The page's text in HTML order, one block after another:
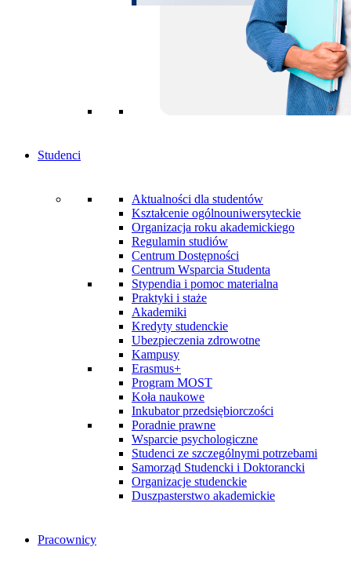
Studenci
Aktualności dla studentów
Kształcenie ogólnouniwersyteckie
Organizacja roku akademickiego
Regulamin studiów
Centrum Dostępności
Centrum Wsparcia Studenta
Stypendia i pomoc materialna
Praktyki i staże
Akademiki
Kredyty studenckie
Ubezpieczenia zdrowotne
Kampusy
Erasmus+
Program MOST
Koła naukowe
Inkubator przedsiębiorczości
Poradnie prawne
Wsparcie psychologiczne
Studenci ze szczególnymi potrzebami
Samorząd Studencki i Doktorancki
Organizacje studenckie
Duszpasterstwo akademickie
Pracownicy